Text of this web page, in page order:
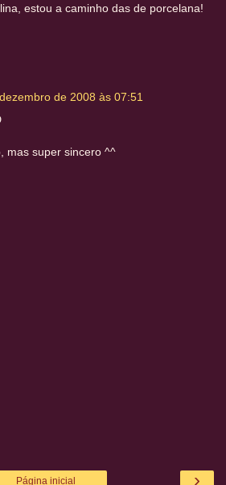
estou a caminho das de porcelana!
de 2008 às 07:51
mas super sincero ^^
›
Página inicial